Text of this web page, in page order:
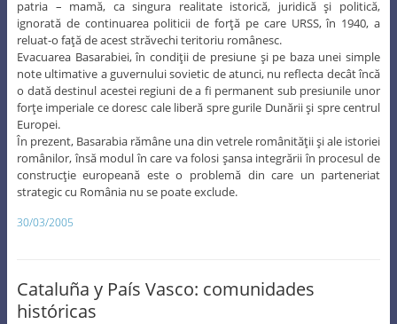
patria – mamă, ca singura realitate istorică, juridică şi politică,
ignorată de continuarea politicii de forţă pe care URSS, în 1940, a
reluat-o faţă de acest străvechi teritoriu românesc.
Evacuarea Basarabiei, în condiţii de presiune şi pe baza unei simple
note ultimative a guvernului sovietic de atunci, nu reflecta decât încă
o dată destinul acestei regiuni de a fi permanent sub presiunile unor
forţe imperiale ce doresc cale liberă spre gurile Dunării şi spre centrul
Europei.
În prezent, Basarabia rămâne una din vetrele românităţii şi ale istoriei
românilor, însă modul în care va folosi şansa integrării în procesul de
construcţie europeană este o problemă din care un parteneriat
strategic cu România nu se poate exclude.
30/03/2005
Cataluña y País Vasco: comunidades
históricas